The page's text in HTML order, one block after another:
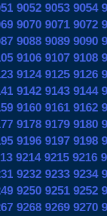
9052 9053 9054
9070 9071 9072
9088 9089 9090
9106 9107 9108
9124 9125 9126
9142 9143 9144
9160 9161 9162
9178 9179 9180
9196 9197 9198
9214 9215 9216
9232 9233 9234
9250 9251 9252
9268 9269 9270